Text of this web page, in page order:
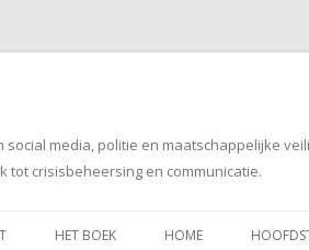
social media, politie en maatschappelijke
tot crisisbeheersing en communicatie.
naar
HET BOEK HOME